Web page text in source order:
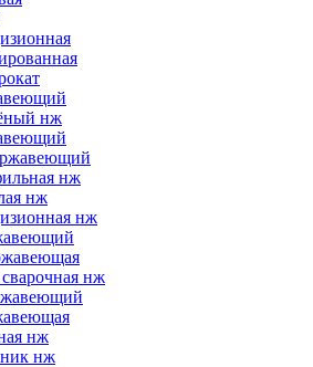
нж
нж
нж
нж
нж
нж
нж